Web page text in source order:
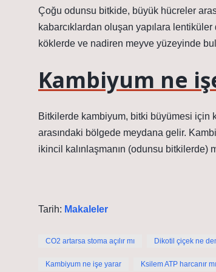
Çoğu odunsu bitkide, büyük hücreler
kabarcıklardan oluşan yapılara
köklerde ve nadiren meyve yüzeyinde
Kambiyum ne
Bitkilerde kambiyum, bitki büyümesi için
arasındaki bölgede meydana gelir.
ikincil kalınlaşmanın (odunsu bitkilerde)
Tarih: Makaleler
CO2 artarsa stoma açılır mı Dikotil çiçek ne
Kambiyum ne işe yarar Ksilem ATP harcanır mı